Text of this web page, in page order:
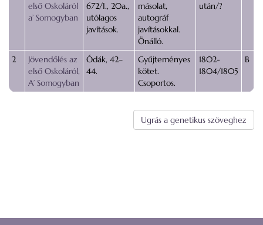
első Oskoláról
a’ Somogyban
672/I., 20a.,
utólagos
javítások.
másolat,
autográf
javításokkal.
Önálló.
után/?
2
Jövendőlés az
első Oskoláról,
A’ Somogyban
Ódák, 42–
44.
Gyűjteményes
kötet.
Csoportos.
1802-
1804/1805
B
Ugrás a genetikus szöveghez